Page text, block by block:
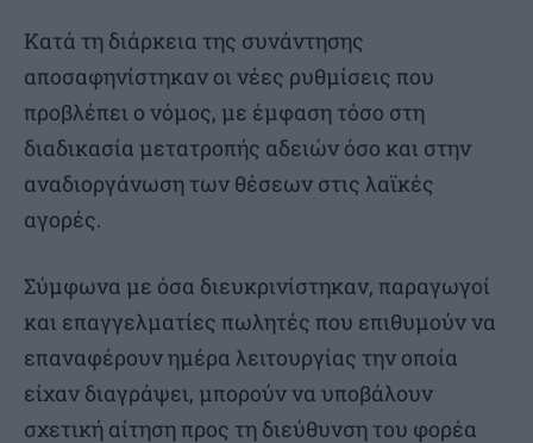
Κατά τη διάρκεια της συνάντησης
αποσαφηνίστηκαν οι νέες ρυθμίσεις που
προβλέπει ο νόμος, με έμφαση τόσο στη
διαδικασία μετατροπής αδειών όσο και στην
αναδιοργάνωση των θέσεων στις λαϊκές
αγορές.
Σύμφωνα με όσα διευκρινίστηκαν, παραγωγοί
και επαγγελματίες πωλητές που επιθυμούν να
επαναφέρουν ημέρα λειτουργίας την οποία
είχαν διαγράψει, μπορούν να υποβάλουν
σχετική αίτηση προς τη διεύθυνση του φορέα